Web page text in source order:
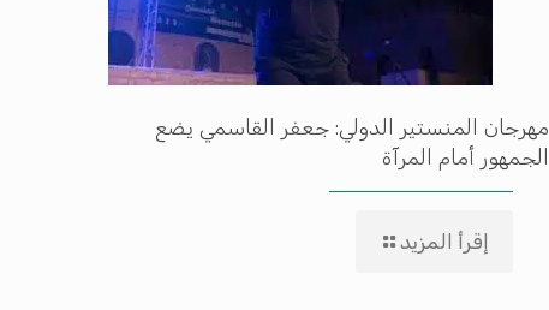
مهرجان المنستير الدولي: جعفر القاسمي يضع
الجمهور أمام المرآة
إقرأ المزيد